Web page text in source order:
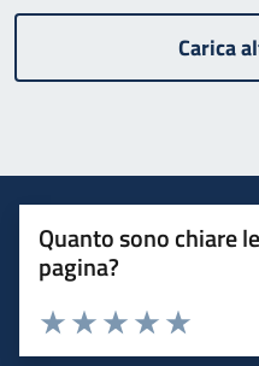
Carica
Quanto sono chiare
pagina?
Valuta 5
Valuta 4 stelle
Valuta 3 stelle su 5
Valuta 2 stelle su 5
Valuta 1 stelle su 5